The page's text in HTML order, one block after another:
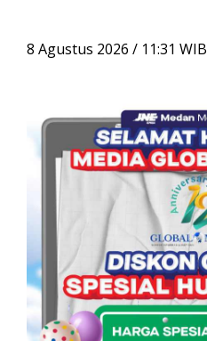
u
8 Agustus 2026 / 11:31 WIB